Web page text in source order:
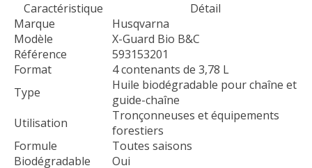
Caractéristique
Détail
Marque
Husqvarna
Modèle
X-Guard Bio B&C
Référence
593153201
Format
4 contenants de 3,78 L
Type
Huile biodégradable pour chaîne et
guide-chaîne
Utilisation
Tronçonneuses et équipements
forestiers
Formule
Toutes saisons
Biodégradable
Oui